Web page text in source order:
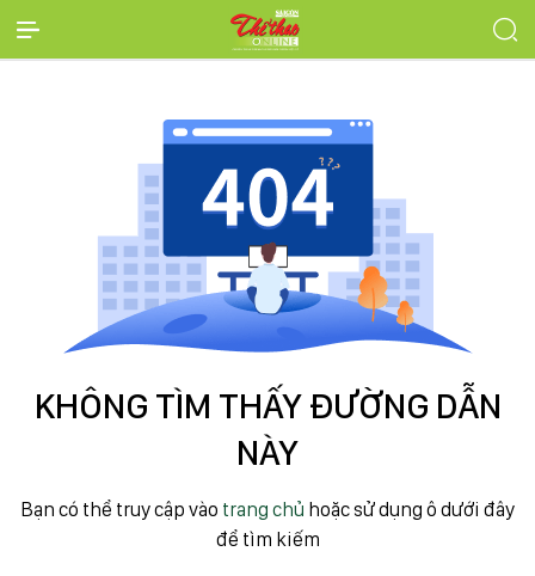
KHÔNG TÌM THẤY ĐƯỜNG DẪN
NÀY
Bạn có thể truy cập vào trang chủ hoặc sử dụng ô dưới đây
để tìm kiếm